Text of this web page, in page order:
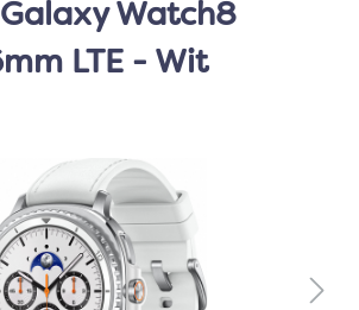
Watch8
LTE - Wit